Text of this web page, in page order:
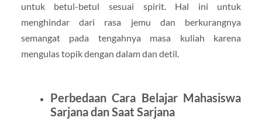
untuk betul-betul sesuai spirit. Hal ini untuk
menghindar dari rasa jemu dan berkurangnya
semangat pada tengahnya masa kuliah karena
mengulas topik dengan dalam dan detil.
Perbedaan Cara Belajar Mahasiswa
Sarjana dan Saat Sarjana